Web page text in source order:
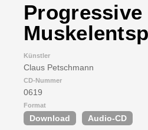
Progressive
Künstler
Claus Petschmann
CD-Nummer
0619
Format
Download Audio-CD